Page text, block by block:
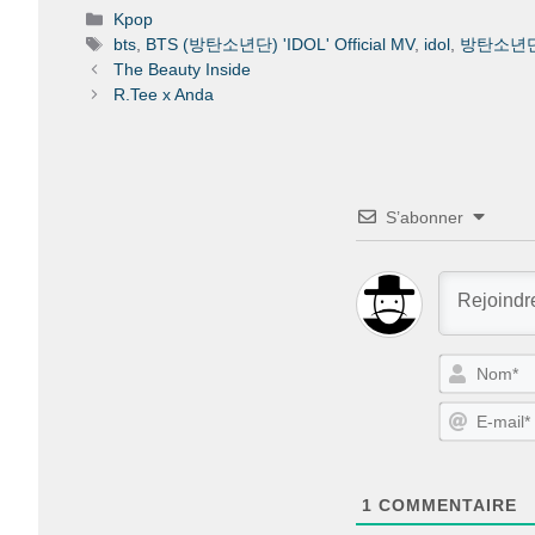
Catégories
Kpop
Étiquettes
bts, BTS (방탄소년단) 'IDOL' Official MV, idol, 방탄소년
The Beauty Inside
R.Tee x Anda
S’abonner
1 COMMENTAIRE